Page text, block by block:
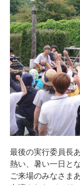
最後の実行委員長
熱い、暑い一日と
ご来場のみなさま